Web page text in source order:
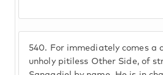
540. For immediately comes a
unholy pitiless Other Side, of